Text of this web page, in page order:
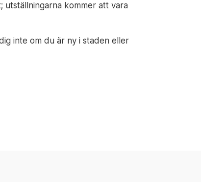
utställningarna kommer att vara
inte om du är ny i staden eller